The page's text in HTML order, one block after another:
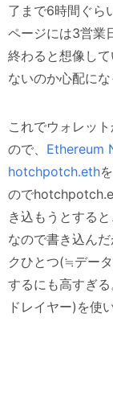
了まで6時間ぐら
ページには3営業
終わると想像し
ないのか心配にな
これでウォレッ
ので、 Ethereum
hotchpotch.eth
ので
き込もうとする
なので書き込ん
クひとつ(≒デー
するにも高すぎ
ドレイヤー)を使